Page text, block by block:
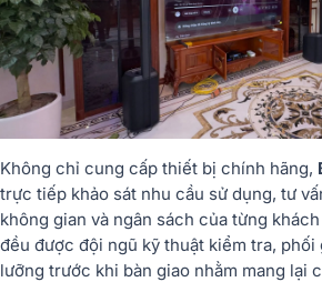
Không chỉ cung cấp thiết bị chính hãng,
trực tiếp khảo sát nhu cầu sử dụng, tư
không gian và ngân sách của từng
đều được đội ngũ kỹ thuật kiểm tra,
lưỡng trước khi bàn giao nhằm mang lại